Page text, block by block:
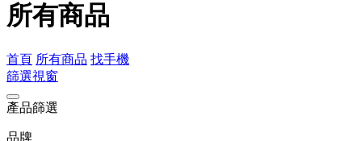
所有商品
首頁 所有商品 找手機
篩選視窗
產品篩選
品牌